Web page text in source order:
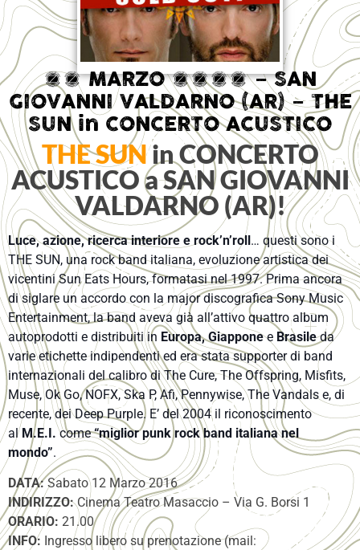
12 MARZO 2016 – SAN
GIOVANNI VALDARNO (AR) – THE
SUN in CONCERTO ACUSTICO
THE SUNin CONCERTO
ACUSTICO a SAN GIOVANNI
VALDARNO (AR)!
Luce, azione, ricerca interiore e rock’n’roll… questi sono i
THE SUN, una rock band italiana, evoluzione artistica dei
vicentini Sun Eats Hours, formatasi nel 1997. Prima ancora
di siglare un accordo con la major discografica Sony Music
Entertainment, la band aveva già all’attivo quattro album
autoprodotti e distribuiti in Europa, Giapponee Brasileda
varie etichette indipendenti ed era stata supporter di band
internazionali del calibro di The Cure, The Offspring, Misfits,
Muse, Ok Go, NOFX, Ska P, Afi, Pennywise, The Vandals e, di
recente, dei Deep Purple. E’ del 2004 il riconoscimento
alM.E.I.come“miglior punk rock band italiana nel
mondo”.
DATA:Sabato 12 Marzo 2016
INDIRIZZO:Cinema Teatro Masaccio – Via G. Borsi 1
ORARIO: 21.00
INFO: Ingresso libero su prenotazione (mail: